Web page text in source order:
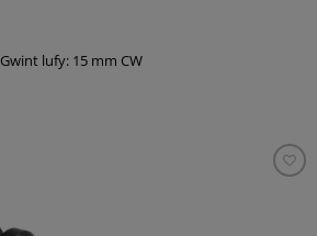
Gwint lufy: 15 mm CW